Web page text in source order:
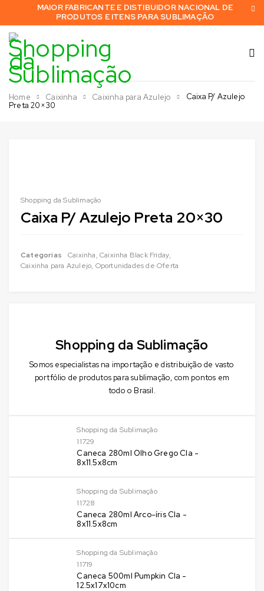
MAIOR FABRICANTE E DISTIBUIDOR NACIONAL DE
PRODUTOS E ITENS PARA SUBLIMAÇÃO
Home Caixinha Caixinha para Azulejo
Caixa P/ Azulejo
Preta 20×30
Shopping da Sublimação
Somos especialistas na importação e distribuição de vasto
portfólio de produtos para sublimação, com pontos em
todo o Brasil.
Shopping da Sublimação
11729
Caneca 280ml Olho Grego Cla -
8x11.5x8cm
Shopping da Sublimação
11728
Caneca 280ml Arco-íris Cla -
8x11.5x8cm
Shopping da Sublimação
11719
Caneca 500ml Pumpkin Cla -
12.5x17x10cm
Shopping da Sublimação
Caixa P/ Azulejo Preta 20×30
Categorias Caixinha,Caixinha Black Friday,
Caixinha para Azulejo, Oportunidades de Oferta